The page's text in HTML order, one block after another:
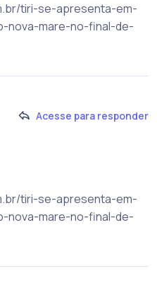
tiri-se-apresenta-em-
nova-mare-no-final-de-
Acesse para responder
tiri-se-apresenta-em-
nova-mare-no-final-de-